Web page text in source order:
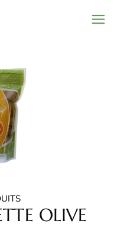
OLIVE